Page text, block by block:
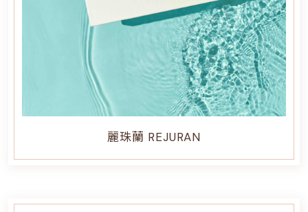
麗珠蘭 REJURAN